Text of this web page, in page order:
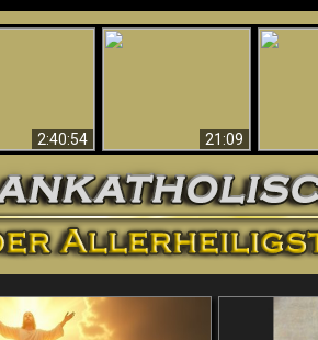
2:40:54
21:09